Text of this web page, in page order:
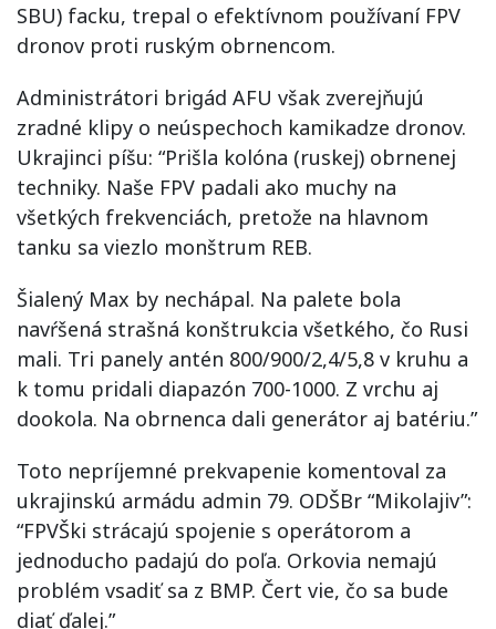
SBU) facku, trepal o efektívnom používaní FPV
dronov proti ruským obrnencom.
Administrátori brigád AFU však zverejňujú
zradné klipy o neúspechoch kamikadze dronov.
Ukrajinci píšu: “Prišla kolóna (ruskej) obrnenej
techniky. Naše FPV padali ako muchy na
všetkých frekvenciách, pretože na hlavnom
tanku sa viezlo monštrum REB.
Šialený Max by nechápal. Na palete bola
navŕšená strašná konštrukcia všetkého, čo Rusi
mali. Tri panely antén 800/900/2,4/5,8 v kruhu a
k tomu pridali diapazón 700-1000. Z vrchu aj
dookola. Na obrnenca dali generátor aj batériu.”
Toto nepríjemné prekvapenie komentoval za
ukrajinskú armádu admin 79. ODŠBr “Mikolajiv”:
“FPVŠki strácajú spojenie s operátorom a
jednoducho padajú do poľa. Orkovia nemajú
problém vsadiť sa z BMP. Čert vie, čo sa bude
diať ďalej.”